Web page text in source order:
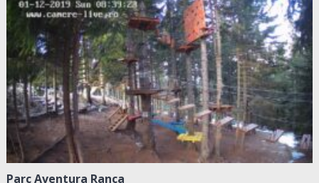
Parc Aventura Ranca